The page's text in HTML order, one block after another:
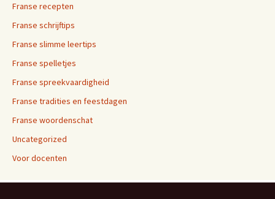
Franse recepten
Franse schrijftips
Franse slimme leertips
Franse spelletjes
Franse spreekvaardigheid
Franse tradities en feestdagen
Franse woordenschat
Uncategorized
Voor docenten